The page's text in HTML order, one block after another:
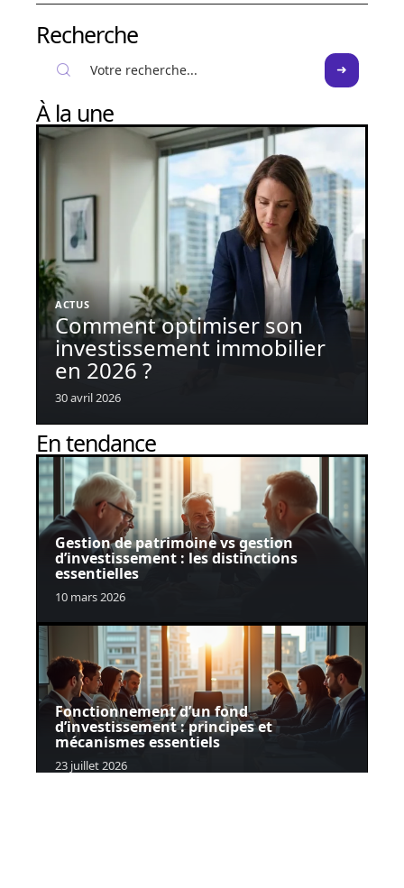
Recherche
À la une
ACTUS
Comment optimiser son
investissement immobilier
en 2026 ?
30 avril 2026
En tendance
Gestion de patrimoine vs gestion
d’investissement : les distinctions
essentielles
10 mars 2026
Fonctionnement d’un fond
d’investissement : principes et
mécanismes essentiels
23 juillet 2026